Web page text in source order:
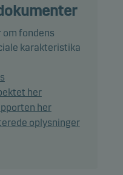
beholdning kan
fx på udsteder,
selvom
afvige fra
bankdage.
muligvis ikke egnet
om fondens
karakteristika
her
her
oplysninger